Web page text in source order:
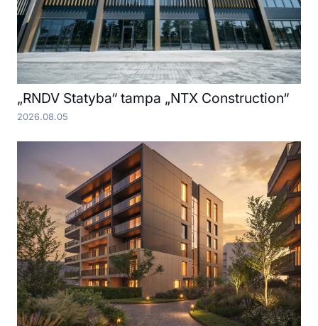
„RNDV Statyba“ tampa „NTX Construction“
2026.08.05